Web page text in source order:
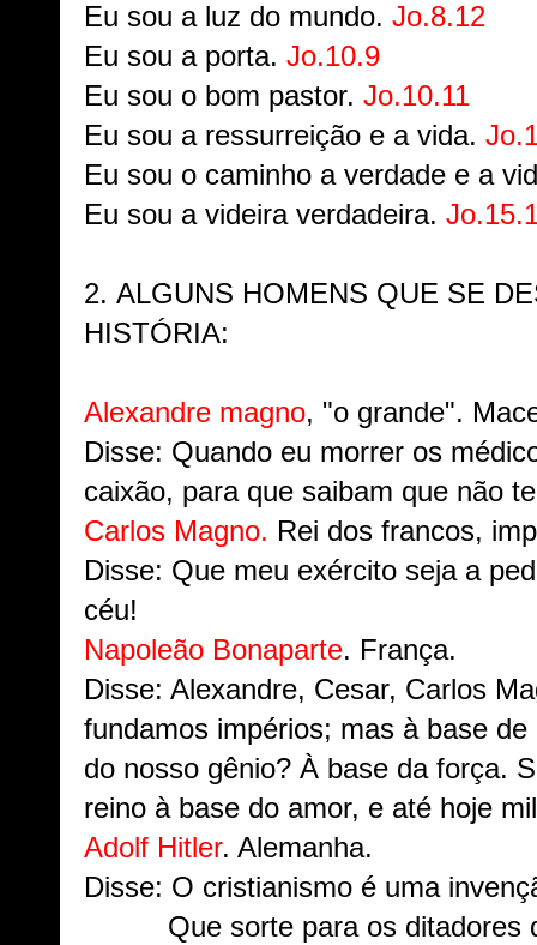
Eu sou a luz do mundo. Jo.8.12
Eu sou a porta. Jo.10.9
Eu sou o bom pastor. Jo.10.11
Eu sou a ressurreição e a vida.
Eu sou o caminho a verdade e a
Eu sou a videira verdadeira.
2. ALGUNS HOMENS QUE SE
HISTÓRIA:
Alexandre magno, "o grande".
Disse: Quando eu morrer os
caixão, para que saibam que não
Carlos Magno. Rei dos francos,
Disse: Que meu exército seja a
céu!
Napoleão Bonaparte. França.
Disse: Alexandre, Cesar, Carlos
fundamos impérios; mas à base
do nosso gênio? À base da força.
reino à base do amor, e até hoje
Adolf Hitler. Alemanha.
Disse: O cristianismo é uma
Que sorte para os ditadores